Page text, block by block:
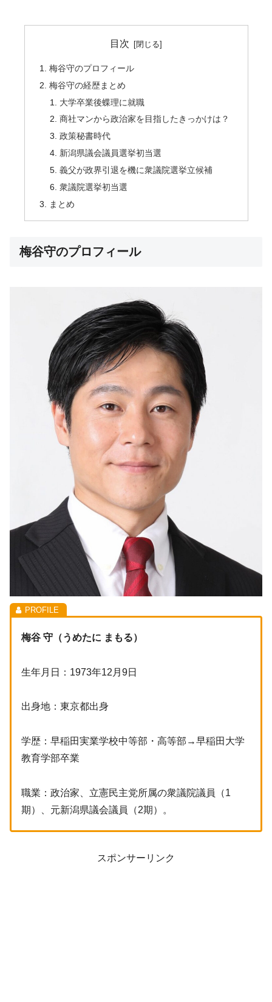
目次
梅谷守のプロフィール
梅谷守の経歴まとめ
大学卒業後蝶理に就職
商社マンから政治家を目指したきっかけは？
政策秘書時代
新潟県議会議員選挙初当選
義父が政界引退を機に衆議院選挙立候補
衆議院選挙初当選
まとめ
梅谷守のプロフィール
梅谷 守（うめたに まもる）
生年月日：1973年12月9日
出身地：東京都出身
学歴：早稲田実業学校中等部・高等部→早稲田大学
教育学部卒業
職業：政治家、立憲民主党所属の衆議院議員（1
期）、元新潟県議会議員（2期）。
スポンサーリンク